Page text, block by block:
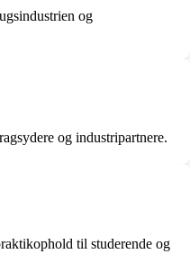
og
og industripartnere.
til studerende og